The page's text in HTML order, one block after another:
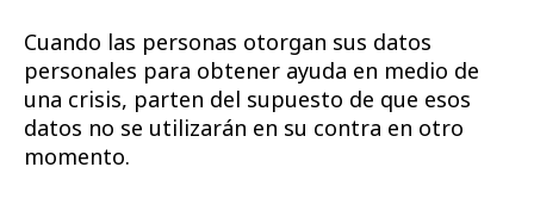
Cuando las personas otorgan sus datos
personales para obtener ayuda en medio de
una crisis, parten del supuesto de que esos
datos no se utilizarán en su contra en otro
momento.